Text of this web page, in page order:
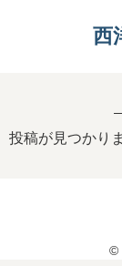
西
投稿が見つかり
©